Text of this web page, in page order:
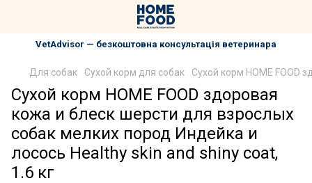
VetAdvisor — безкоштовна консультація ветеринара
Для собак Сухой корм для собак Сухой корм HOME FOOD
Сухой корм HOME FOOD здоровая
кожа и блеск шерсти для взрослых
собак мелких пород Индейка и
лосось Healthy skin and shiny coat,
1.6 кг